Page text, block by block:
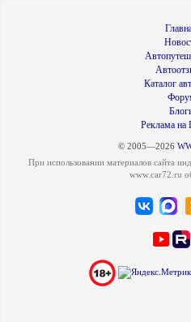
Каталог
Реклама на
© 2005—2026
При использовании материалов сайта
www.car72.ru